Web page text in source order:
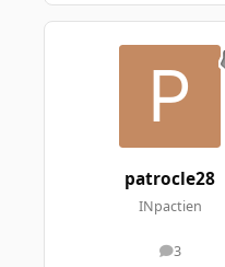
patrocle28
INpactien
3
messages